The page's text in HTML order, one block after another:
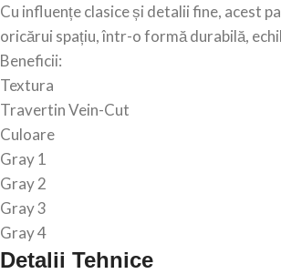
Cu influențe clasice și detalii fine, acest
oricărui spațiu, într-o formă durabilă,
Beneficii:
Textura
Travertin Vein-Cut
Culoare
Gray 1
Gray 2
Gray 3
Gray 4
Detalii Tehnice